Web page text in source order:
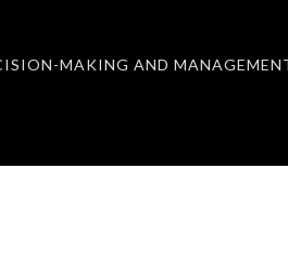
MAKING AND